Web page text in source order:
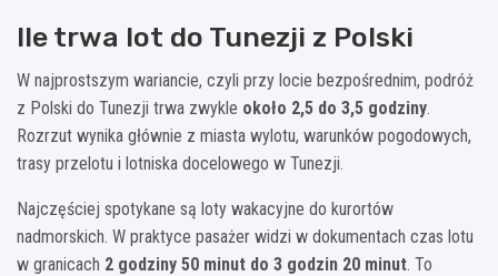
Ile trwa lot do Tunezji z Polski
W najprostszym wariancie, czyli przy locie bezpośrednim, podróż
z Polski do Tunezji trwa zwykle około 2,5 do 3,5 godziny.
Rozrzut wynika głównie z miasta wylotu, warunków pogodowych,
trasy przelotu i lotniska docelowego w Tunezji.
Najczęściej spotykane są loty wakacyjne do kurortów
nadmorskich. W praktyce pasażer widzi w dokumentach czas lotu
w granicach 2 godziny 50 minut do 3 godzin 20 minut. To